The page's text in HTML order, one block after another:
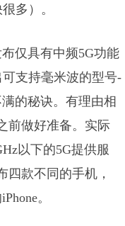
多）。
仅具有中频5G功能
可支持毫米波的型号-
的秘诀。有理由相
前做好准备。实际
以下的5G提供服
四款不同的手机，
。